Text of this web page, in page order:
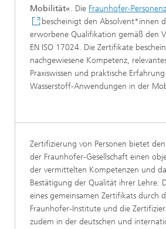
Mobilität«. Die Fraunhofer-
bescheinigt den Absolvent*innen
erworbene Qualifikation gemäß den
EN ISO 17024. Die Zertifikate
nachgewiesene Kompetenz,
Praxiswissen und praktische
Wasserstoff-Anwendungen in der
Zertifizierung von Personen bietet
der Fraunhofer-Gesellschaft einen
der vermittelten Kompetenzen und
Bestätigung der Qualität ihrer Lehre.
eines gemeinsamen Zertifikats durch
Fraunhofer-Institute und die
zudem in der deutschen und